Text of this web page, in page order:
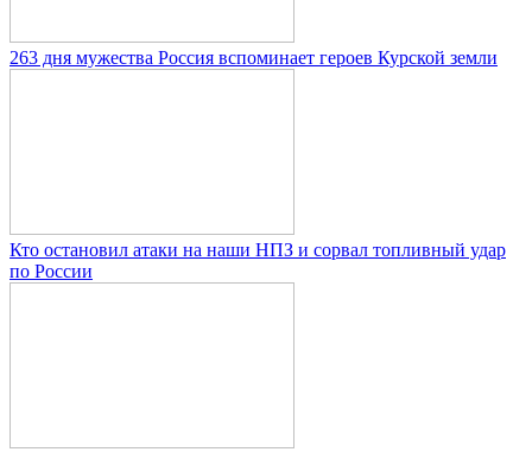
263 дня мужества Россия вспоминает героев Курской земли
Кто остановил атаки на наши НПЗ и сорвал топливный удар
по России